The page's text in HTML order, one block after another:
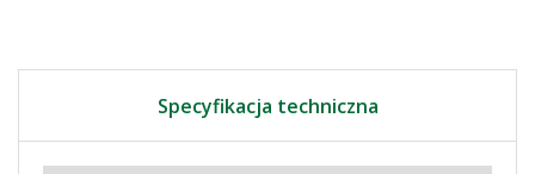
Specyfikacja techniczna